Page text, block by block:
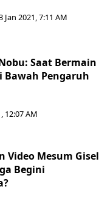
Jan 2021, 7:11 AM
Saat Bermain
Bawah Pengaruh
12:07 AM
Video Mesum Gisel
Begini